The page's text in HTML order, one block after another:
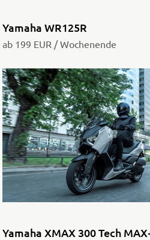
Yamaha WR125R
ab 199 EUR / Wochenende
Yamaha XMAX 300 Tech